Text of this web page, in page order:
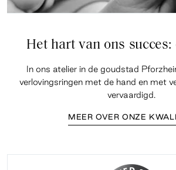
Het hart van ons succes:
In ons atelier in de goudstad
verlovingsringen met de hand en met
vervaardigd.
MEER OVER ONZE